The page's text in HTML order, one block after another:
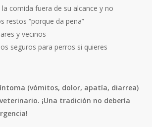
comida fuera de su alcance y no
restos “porque da pena”
y vecinos
seguros para perros si quieres
(vómitos, dolor, apatía, diarrea)
¡Una tradición no debería